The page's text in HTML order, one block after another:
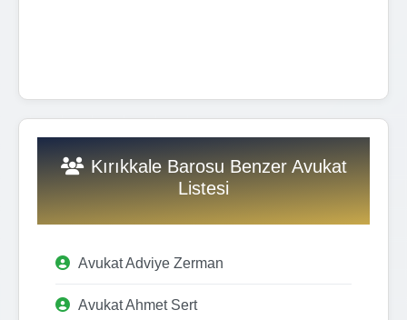
Kırıkkale Barosu Benzer Avukat
Listesi
Avukat Adviye Zerman
Avukat Ahmet Sert